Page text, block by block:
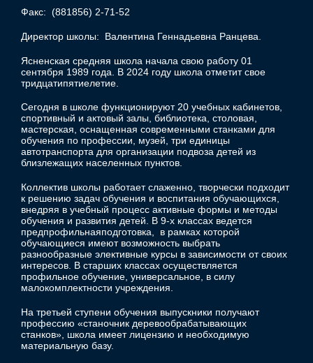
Факс: (881856) 2-71-52
Директор школы: Валентина Геннадьевна Ранцева.
Ясненская средняя школа начала свою работу 01
сентября 1989 года. В 2024 году школа отметит свое
тридцатипятиелетие.
Сегодня в школе функционируют 20 учебных кабинетов,
спортивный и актовый залы, библиотека, столовая,
мастерская, оснащенная современными станками для
обучения по профессии, музей, три единицы
автотранспорта для организации подвоза детей из
близлежащих населенных пунктов.
Коллектив школы работает слаженно, творчески подходит
к решению задач обучения и воспитания обучающихся,
внедряя в учебный процесс активные формы и методы
обучения и развития детей. В 9-х классах ведется
предпрофильнаяподготовка, в рамках которой
обучающиеся имеют возможность выбрать
разнообразные элективные курсы в зависимости от своих
интересов. В старших классах осуществляется
профильное обучение, универсальное, в силу
малокомплектности учреждения.
На третьей ступени обучения выпускники получают
профессию «станочник деревообрабатывающих
станков», школа имеет лицензию и необходимую
материальную базу.